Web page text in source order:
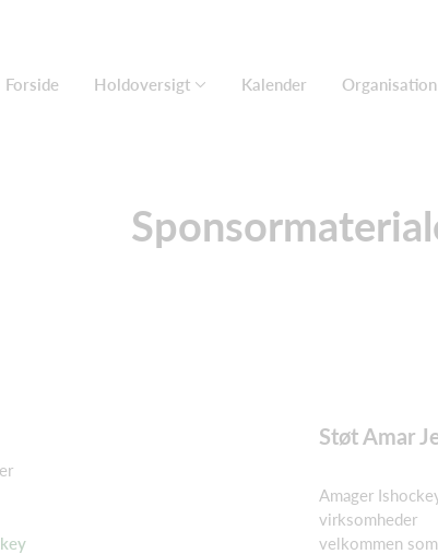
Forside Holdoversigt Kalender Organisation
Støt Amar
Amager
virksomheder
velkommen